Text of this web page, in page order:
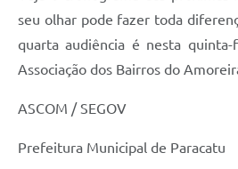
seu olhar pode fazer toda
quarta audiência é nesta
Associação dos Bairros do
ASCOM / SEGOV
Prefeitura Municipal de Paracatu